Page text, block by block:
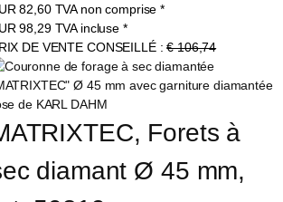
82,60 TVA non comprise *
98,29 TVA incluse *
DE VENTE CONSEILLÉ :€ 106,74
Forets à
diamant Ø 45 mm,